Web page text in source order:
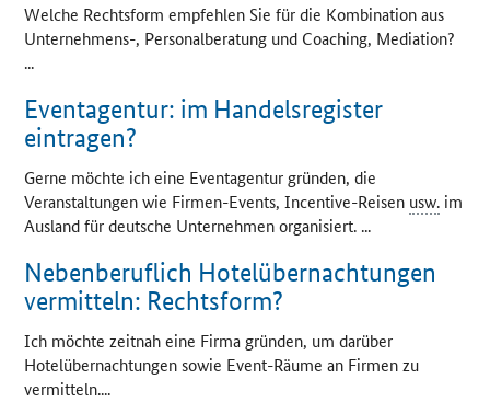
Welche Rechtsform empfehlen Sie für die Kombination aus
Unternehmens-, Personalberatung und Coaching, Mediation?
...
Eventagentur: im Handelsregister
eintragen?
Gerne möchte ich eine Eventagentur gründen, die
Veranstaltungen wie Firmen-Events,Incentive-Reisen usw. im
Ausland für deutsche Unternehmen organisiert. ...
Nebenberuflich Hotelübernachtungen
vermitteln: Rechtsform?
Ich möchte zeitnah eine Firma gründen, um darüber
Hotelübernachtungen sowie Event-Räume an Firmen zu
vermitteln....